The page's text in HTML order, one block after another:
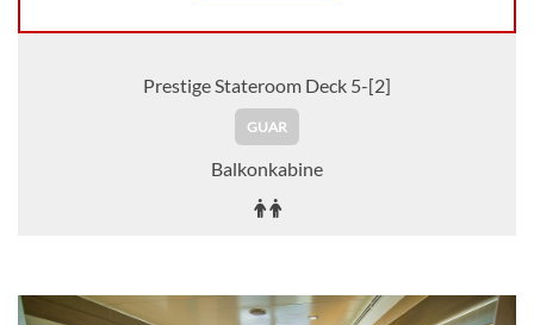
Prestige Stateroom Deck 5-[2]
GUAR
Balkonkabine
AUSWÄHLEN
KABINE
ANFRAGEN